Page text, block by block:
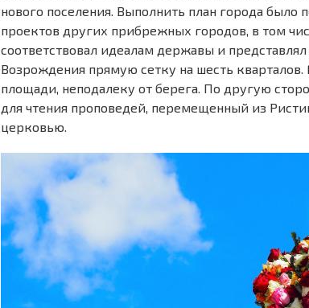
нового поселения. Выполнить план города было
проектов других прибрежных городов, в том
соответствовал идеалам державы и
Возрождения прямую сетку на шесть кварталов.
площади, неподалеку от берега. По другую
для чтения проповедей, перемещенный из
церковью.